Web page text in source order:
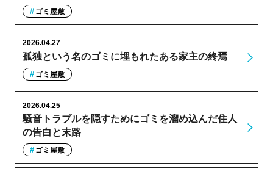
ゴミ屋敷
孤独という名のゴミに埋もれたある家主の終焉
2026.04.27
ゴミ屋敷
騒音トラブルを隠すためにゴミを溜め込んだ住人
の告白と末路
2026.04.25
ゴミ屋敷